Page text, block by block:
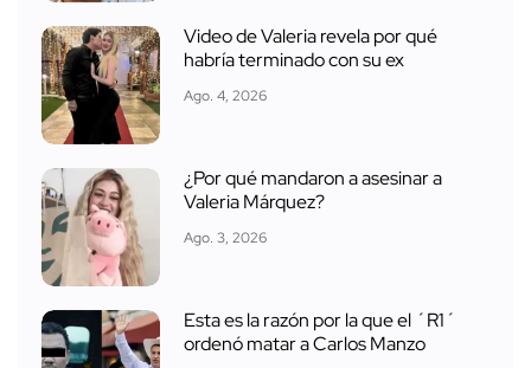
Video de Valeria revela por qué
habría terminado con su ex
Ago. 4, 2026
¿Por qué mandaron a asesinar a
Valeria Márquez?
Ago. 3, 2026
Esta es la razón por la que el ´R1´
ordenó matar a Carlos Manzo